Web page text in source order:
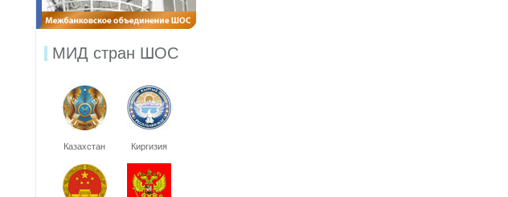
МИД стран ШОС
Казахстан Киргизия